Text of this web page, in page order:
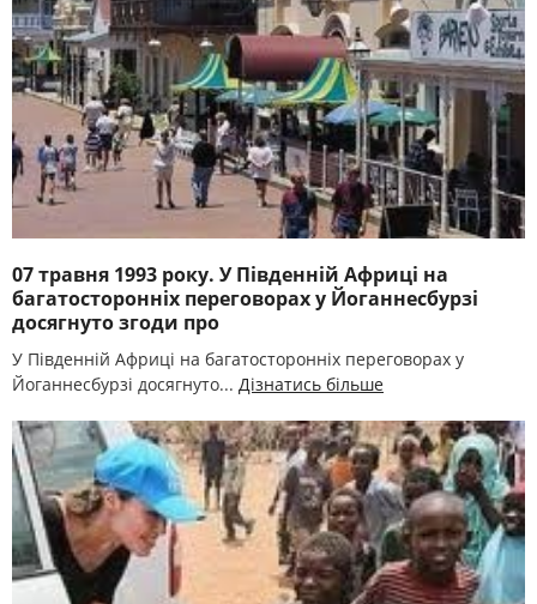
07 травня 1993 року. У Південній Африці на
багатосторонніх переговорах у Йоганнесбурзі
досягнуто згоди про
У Південній Африці на багатосторонніх переговорах у
Йоганнесбурзі досягнуто... Дізнатись більше